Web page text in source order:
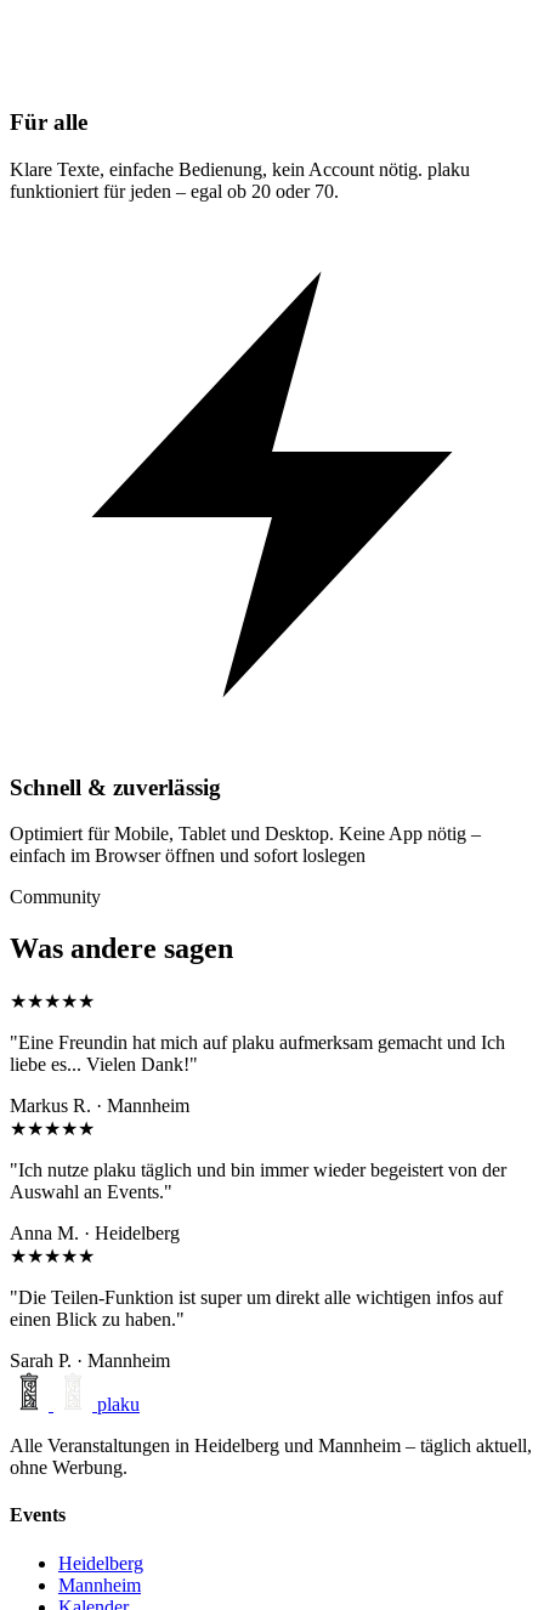
Für alle
Klare Texte, einfache Bedienung, kein Account nötig. plaku
funktioniert für jeden – egal ob 20 oder 70.
Schnell & zuverlässig
Optimiert für Mobile, Tablet und Desktop. Keine App nötig –
einfach im Browser öffnen und sofort loslegen
Community
Was andere sagen
★★★★★
"Eine Freundin hat mich auf plaku aufmerksam gemacht und Ich
liebe es... Vielen Dank!"
Markus R. · Mannheim
★★★★★
"Ich nutze plaku täglich und bin immer wieder begeistert von der
Auswahl an Events."
Anna M. · Heidelberg
★★★★★
"Die Teilen-Funktion ist super um direkt alle wichtigen infos auf
einen Blick zu haben."
Sarah P. · Mannheim
plaku
Alle Veranstaltungen in Heidelberg und Mannheim – täglich aktuell,
ohne Werbung.
Events
Heidelberg
Mannheim